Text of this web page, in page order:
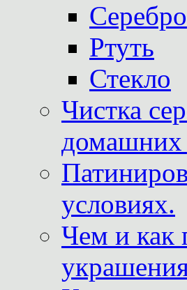
Серебро
Ртуть
Стекло
Чистка
домашних
условиях.
Чем и как